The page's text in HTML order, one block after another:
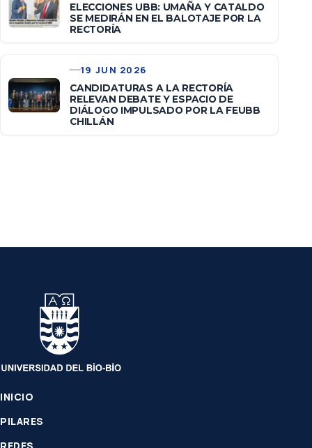
ELECCIONES UBB: UMAÑA Y CATALDO
SE MEDIRÁN EN EL BALOTAJE POR LA
RECTORÍA
19 JUN 2026
CANDIDATURAS A LA RECTORÍA
RELEVAN DEBATE Y ESPACIO DE
DIÁLOGO IMPULSADO POR LA FEUBB
CHILLÁN
INICIO
PILARES